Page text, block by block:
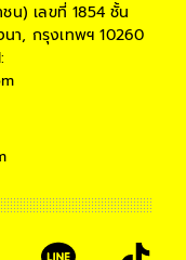
น) เลขที่ 1854 ชั้น
นา, กรุงเทพฯ 10260